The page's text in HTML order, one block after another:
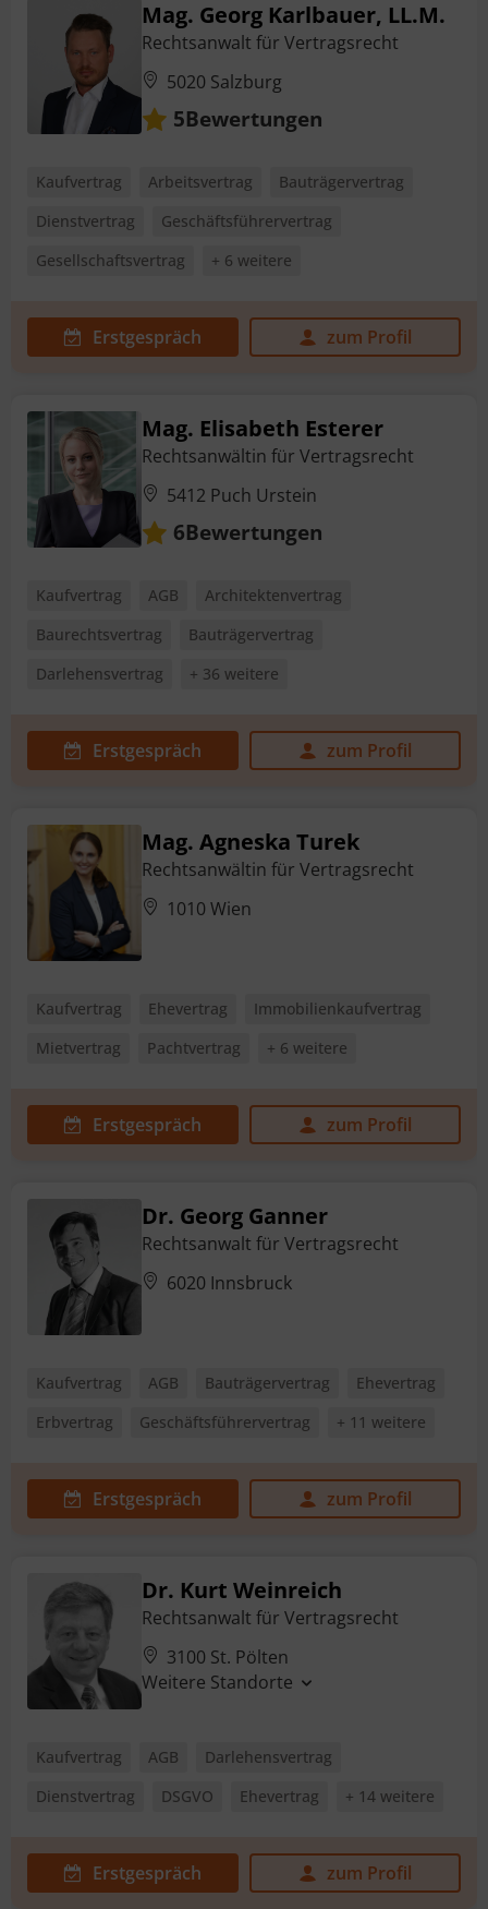
Mag. Georg Karlbauer, LL.M.
Rechtsanwalt für Vertragsrecht
5020 Salzburg
5Bewertungen
Kaufvertrag Arbeitsvertrag
Bauträgervertrag
Dienstvertrag
Geschäftsführervertrag
Gesellschaftsvertrag
+ 6 weitere
Erstgespräch zum Profil
Mag. Elisabeth Esterer
Rechtsanwältin für Vertragsrecht
5412 Puch Urstein
6Bewertungen
Kaufvertrag AGB
Architektenvertrag
Baurechtsvertrag
Bauträgervertrag
Darlehensvertrag
+ 36 weitere
Erstgespräch zum Profil
Mag. Agneska Turek
Rechtsanwältin für Vertragsrecht
1010 Wien
Kaufvertrag Ehevertrag
Immobilienkaufvertrag
Mietvertrag
Pachtvertrag + 6 weitere
Erstgespräch zum Profil
Dr. Georg Ganner
Rechtsanwalt für Vertragsrecht
6020 Innsbruck
Kaufvertrag AGB Bauträgervertrag
Ehevertrag
Erbvertrag
Geschäftsführervertrag + 11 weitere
Erstgespräch zum Profil
Dr. Kurt Weinreich
Rechtsanwalt für Vertragsrecht
3100 St. Pölten
Weitere Standorte
Kaufvertrag AGB
Darlehensvertrag
Dienstvertrag
DSGVO Ehevertrag + 14 weitere
Erstgespräch zum Profil